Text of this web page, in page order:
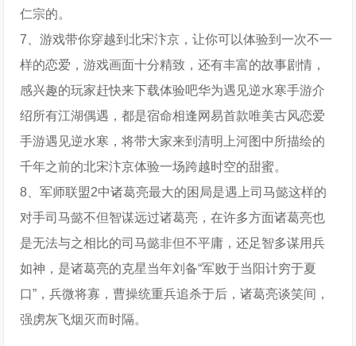
仁宗的。
7、游戏带你穿越到北宋汴京，让你可以体验到一次不一
样的恋爱，游戏画面十分精致，还有丰富的故事剧情，
感兴趣的玩家赶快来下载体验吧华为遇见逆水寒手游介
绍所有江湖偶遇，都是宿命相逢网易首款唯美古风恋爱
手游遇见逆水寒，将带大家来到清明上河图中所描绘的
千年之前的北宋汴京体验一场跨越时空的甜蜜。
8、军师联盟2中诸葛亮最大的困局是遇上司马懿这样的
对手司马懿不但智谋远过诸葛亮，在许多方面诸葛亮也
是无法与之相比的司马懿非但不平庸，还足智多谋用兵
如神，是诸葛亮的克星当年刘备“军败于当阳计穷于夏
口”，兵微将寡，曹操统重兵追杀于后，诸葛亮谈笑间，
强虏灰飞烟灭而时隔。